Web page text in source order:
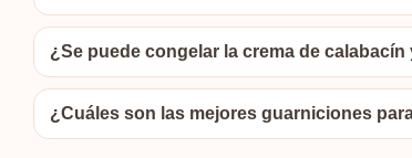
¿Se puede congelar la crema de calabacín
¿Cuáles son las mejores guarniciones